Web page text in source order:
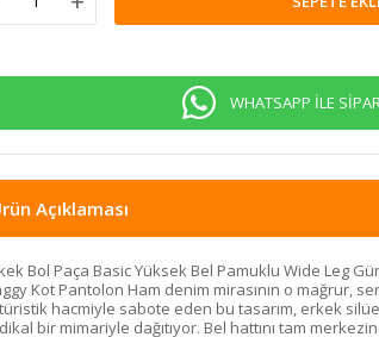
WHATSAPP İLE
Açıklaması
Bol Paça Basic Yüksek Bel Pamuklu Wide Leg
Kot Pantolon Ham denim mirasının o mağrur,
hacmiyle sabote eden bu tasarım, erkek
bir mimariyle dağıtıyor. Bel hattını tam